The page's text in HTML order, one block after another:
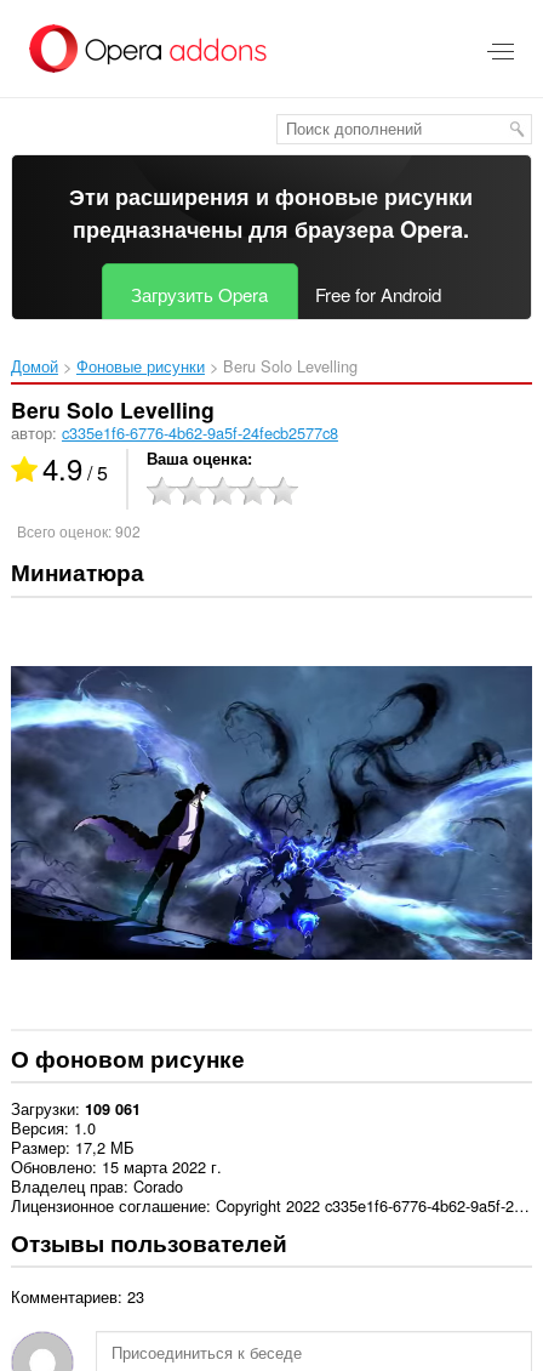
перейти
Эти расширения и фоновые рисунки
предназначены длябраузера Opera.
Загрузить Opera Free for Android
Домой Фоновые рисунки Beru Solo Levelling‎
Beru Solo Levelling
автор: c335e1f6-6776-4b62-9a5f-24fecb2577c8
4.9/ 5 Ваша оценка
Всего оценок:902
Миниатюра
О фоновом рисунке
Загрузки 109 061
Версия 1.0
Размер 17,2 МБ
Обновлено 15 марта 2022 г.
Владелец прав Corado
Лицензионное соглашение
Copyright 2022 c335e1f6-6776-4b62-9a5f-24fecb2577c8
Отзывы пользователей
Комментариев: 23